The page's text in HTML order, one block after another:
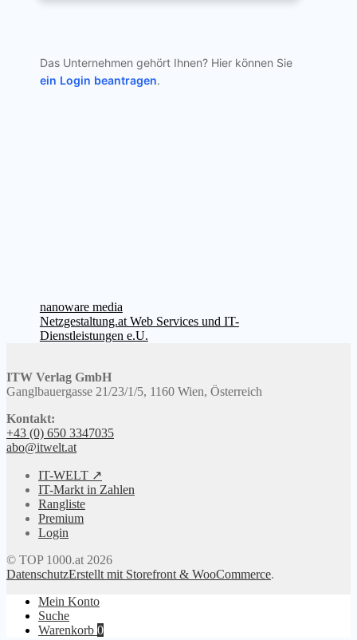
Das Unternehmen gehört Ihnen? Hier können Sie
ein Login beantragen.
Beitragsnavigation
Vorheriger
Beitrag:
nanoware media
Nächster
Beitrag:
Netzgestaltung.at Web Services und IT-
Dienstleistungen e.U.
ITW Verlag GmbH
Ganglbauergasse 21/23/1/5, 1160 Wien, Österreich
Kontakt:
+43 (0) 650 3347035
abo@itwelt.at
IT-WELT ↗
IT-Markt in Zahlen
Rangliste
Premium
Login
© TOP 1000.at 2026
DatenschutzErstellt mit Storefront & WooCommerce.
Mein Konto
Suche
Warenkorb 0